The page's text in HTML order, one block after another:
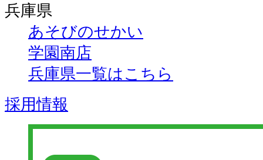
兵庫県
あそびのせかい
学園南店
兵庫県一覧はこちら
採用情報